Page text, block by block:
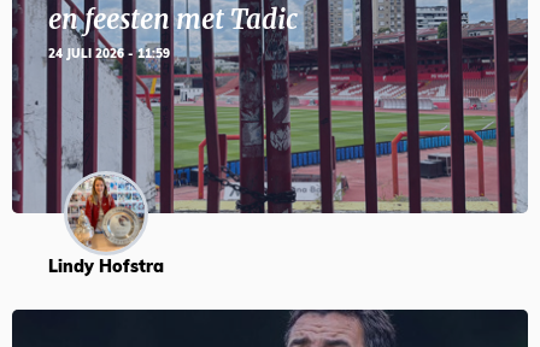
en feesten met Tadic
24 JULI 2026 - 11:59
Lindy Hofstra